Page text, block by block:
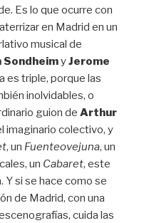
Es lo que ocurre con
en Madrid en un
musical de
SondheimyJerome
es triple, porque las
inolvidables, o
guion de Arthur
imaginario colectivo, y
, un Fuenteovejuna, un
un Cabaret, este
Y si se hace como se
de Madrid, con una
cuida las